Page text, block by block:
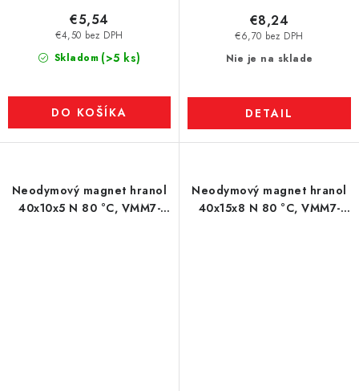
Skladom (>5 ks)
€4,50 bez DPH
€5,54
DO KOŠÍKA
Nie je na sklade
€6,70 bez DPH
€8,24
DETAIL
Neodymový magnet hranol
40x10x5 N 80 °C, VMM7-
Neodymový magnet hranol
40x15x8 N 80 °C, VMM7-